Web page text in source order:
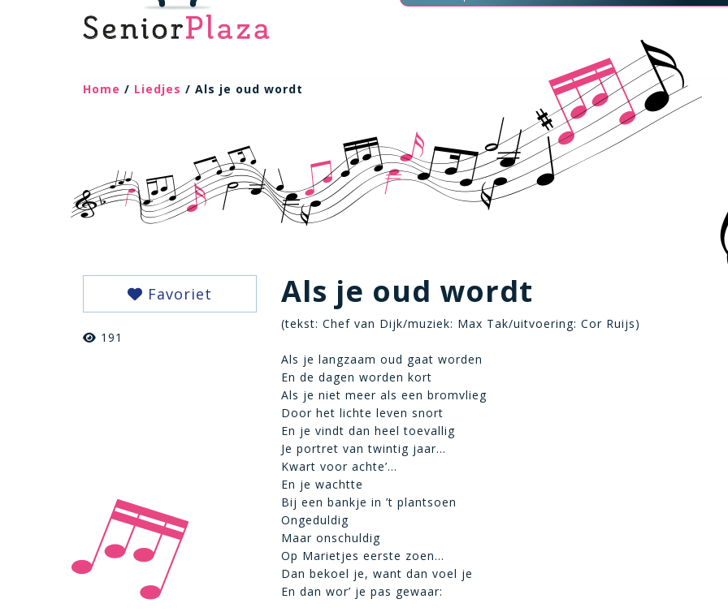
Home / Liedjes / Als je oud wordt
Favoriet
191
Als je oud wordt
(tekst: Chef van Dijk/muziek: Max Tak/uitvoering: Cor Ruijs)
Als je langzaam oud gaat worden
En de dagen worden kort
Als je niet meer als een bromvlieg
Door het lichte leven snort
En je vindt dan heel toevallig
Je portret van twintig jaar…
Kwart voor achte’…
En je wachtte
Bij een bankje in ’t plantsoen
Ongeduldig
Maar onschuldig
Op Marietjes eerste zoen…
Dan bekoel je, want dan voel je
En dan wor’ je pas gewaar: